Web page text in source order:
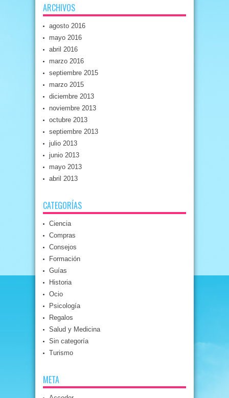
ARCHIVOS
agosto 2016
mayo 2016
abril 2016
marzo 2016
septiembre 2015
marzo 2015
diciembre 2013
noviembre 2013
octubre 2013
septiembre 2013
julio 2013
junio 2013
mayo 2013
abril 2013
CATEGORÍAS
Ciencia
Compras
Consejos
Formación
Guías
Historia
Ocio
Psicología
Regalos
Salud y Medicina
Sin categoría
Turismo
META